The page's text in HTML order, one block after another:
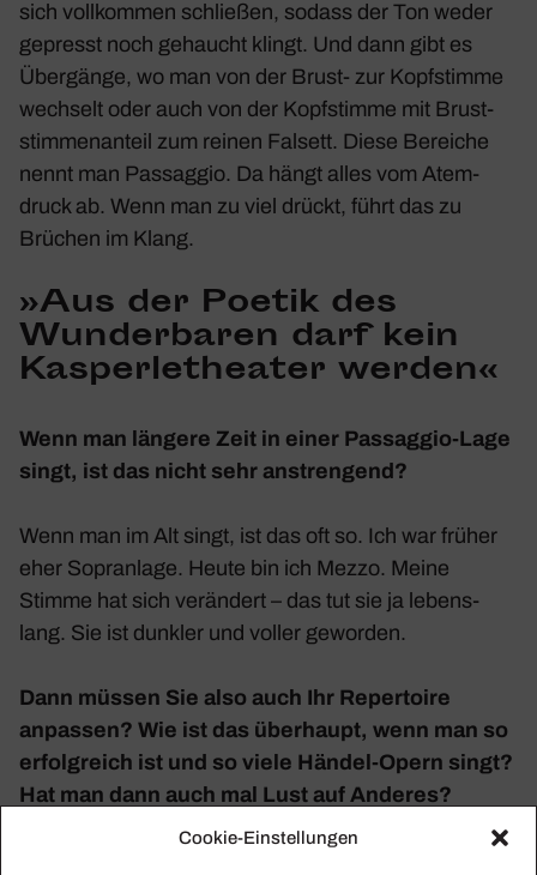
Cookie-Einstellungen
sich voll­kommen schließen, sodass der Ton weder
gepresst noch gehaucht klingt. Und dann gibt es
Über­gänge, wo man von der Brust- zur Kopf­stimme
wech­selt oder auch von der Kopf­stimme mit Brust­
stim­men­an­teil zum reinen Falsett. Diese Bereiche
nennt man Pass­aggio. Da hängt alles vom Atem­
druck ab. Wenn man zu viel drückt, führt das zu
Brüchen im Klang.
»Aus der Poetik des
Wunder­baren darf kein
Kasper­le­theater werden«
Wenn man längere Zeit in einer Pass­aggio-Lage
singt, ist das nicht sehr anstren­gend?
Wenn man im Alt singt, ist das oft so. Ich war früher
eher Sopr­an­lage. Heute bin ich Mezzo. Meine
Stimme hat sich verän­dert – das tut sie ja lebens­
lang. Sie ist dunkler und voller geworden.
Dann müssen Sie also auch Ihr Reper­toire
anpassen? Wie ist das über­haupt, wenn man so
erfolg­reich ist und so viele Händel-Opern singt?
Hat man dann auch mal Lust auf Anderes?